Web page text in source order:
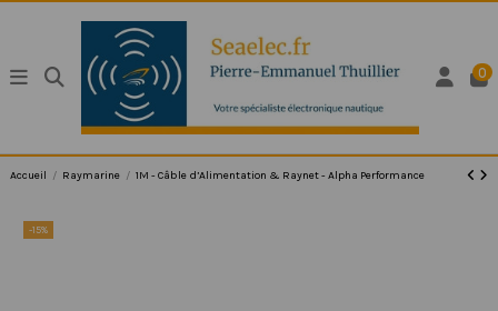
0
Accueil Raymarine 1M - Câble d’Alimentation & Raynet - Alpha Performance
-15%